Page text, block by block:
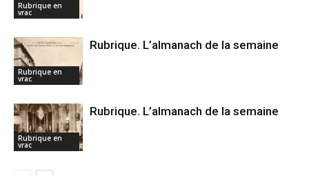
Rubrique en
vrac
Rubrique en
vrac
Rubrique. L’almanach de la semaine
Rubrique en
vrac
Rubrique. L’almanach de la semaine